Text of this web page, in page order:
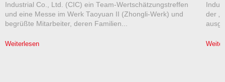
Industrial Co., Ltd. (CIC) ein Team-Wertschätzungstreffen
und eine Messe im Werk Taoyuan II (Zhongli-Werk) und
begrüßte Mitarbeiter, deren Familien...
Weiterlesen
der